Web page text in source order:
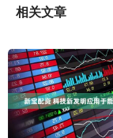
相关文章